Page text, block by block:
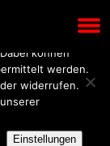
um den Betrieb
werden
können
werden.
widerrufen.
Einstellungen